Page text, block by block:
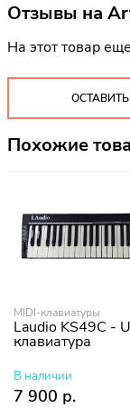
Отзывы на
На этот товар
Похожие
MIDI-клавиатуры
Laudio KS49C -
клавиатура
В наличии
7 900 р.